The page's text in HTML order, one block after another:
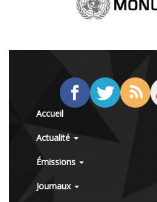
Accueil
Actualité
Émissions
Journaux